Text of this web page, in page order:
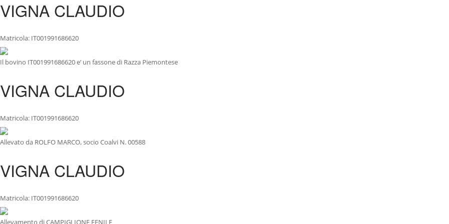
VIGNA CLAUDIO
Matricola: IT001991686620
Il bovino IT001991686620 e’ un fassone di Razza Piemontese
VIGNA CLAUDIO
Matricola: IT001991686620
Allevato da ROLFO MARCO, socio Coalvi N. 00588
VIGNA CLAUDIO
Matricola: IT001991686620
Allevamento di CAMPIGLIONE FENILE